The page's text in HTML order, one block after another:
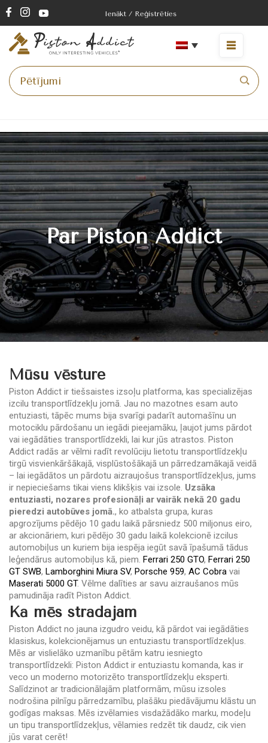
Ienākt / Reģistrēties
Par Piston Addict
Mūsu vēsture
Piston Addict ir tiešsaistes izsoļu platforma, kas specializējas
izcilu transportlīdzekļu jomā. Jau no mazotnes esam auto
entuziasti, tāpēc mums bija svarīgi padarīt automašīnu un
motociklu pārdošanu un iegādi pieejamāku, ļaujot jums pārdot
vai iegādāties transportlīdzekli, lai kur jūs atrastos. Piston
Addict radās ar vēlmi radīt revolūciju lietotu transportlīdzekļu
tirgū visvienkāršākajā, visplūstošākajā un pārredzamākajā veidā
– lai iegādātos un pārdotu aizraujošus transportlīdzekļus, jums
ir nepieciešams tikai viens klikšķis vai izsole. Uzsāka
entuziasti, nozares profesionāļi ar vairāk nekā 20 gadu
pieredzi autobūves jomā., ko atbalsta grupa, kuras
apgrozījums pēdējo 10 gadu laikā pārsniedz 500 miljonus eiro,
ar akcionāriem, kuri pēdējo 30 gadu laikā kolekcionē izcilus
automobiļus un kuriem bija iespēja iegūt savā īpašumā tādus
leģendārus automobiļus kā, piem. Ferrari 250 GTO, Ferrari 250
GT SWB, Lamborghini Miura SV, Porsche 959, AC Cobra vai
Maserati 5000 GT. Vēlme dalīties ar savu aizraušanos mūs
pamudināja radīt Piston Addict.
Kā mēs strādājam
Piston Addict no jauna izgudro veidu, kā pārdot vai iegādāties
klasiskus, kolekcionējamus un entuziastu transportlīdzekļus.
Mēs ar vislielāko uzmanību pētām katru iesniegto
transportlīdzekli: Piston Addict ir entuziastu komanda, kas ir
veco un moderno motorizēto transportlīdzekļu eksperti.
Salīdzinot ar tradicionālajām platformām, mūsu izsoles
nodrošina pilnīgu pārredzamību, plašāku piedāvājumu klāstu un
godīgas maksas. Mēs izvēlamies visdažādāko marku, modeļu
un tipu transportlīdzekļus, vēlamies redzēt tik daudz, cik vien
jūs varat cerēt!